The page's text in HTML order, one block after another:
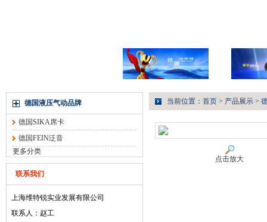
德国液压气动品牌
德国SIKA席卡
德国FEIN泛音
更多分类
联系我们
上海维特锐实业发展有限公司
联系人：赵工
当前位置： 首页 > 产品展示 >
点击放大